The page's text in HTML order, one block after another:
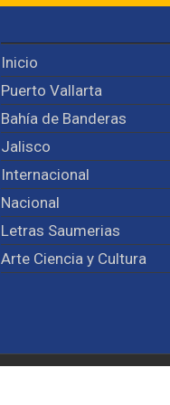
Inicio
Puerto Vallarta
Bahía de Banderas
Jalisco
Internacional
Nacional
Letras Saumerias
Arte Ciencia y Cultura